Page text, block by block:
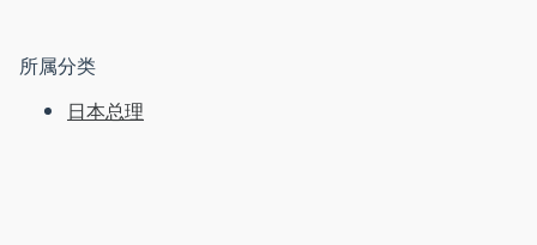
所属分类
日本总理